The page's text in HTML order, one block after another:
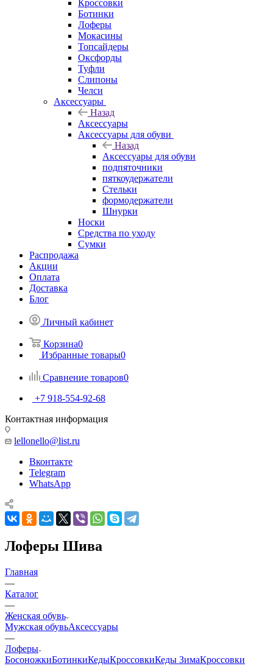
Кроссовки
Ботинки
Лоферы
Мокасины
Топсайдеры
Оксфорды
Туфли
Слипоны
Челси
Аксессуары
Назад
Аксессуары
Аксессуары для обуви
Назад
Аксессуары для обуви
подпяточники
пяткоудержатели
Стельки
формодержатели
Шнурки
Носки
Средства по уходу
Сумки
Распродажа
Акции
Оплата
Доставка
Блог
Личный кабинет
Корзина0
Избранные товары0
Сравнение товаров0
+7 918-554-92-68
Контактная информация
lellonello@list.ru
Вконтакте
Telegram
WhatsApp
Лоферы Шива
Главная
—
Каталог
—
Женская обувь
Мужская обувьАксессуары
—
Лоферы
БосоножкиБотинкиКедыКроссовкиКеды ЗимаКроссовки